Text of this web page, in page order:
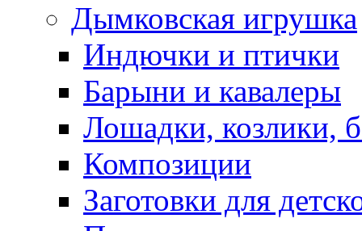
Дымковская игрушка
Индючки и птички
Барыни и кавалеры
Лошадки, козлики,
Композиции
Заготовки для